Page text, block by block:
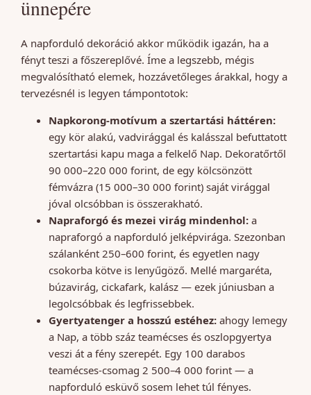
ünnepére
A napforduló dekoráció akkor működik igazán, ha a
fényt teszi a főszereplővé. Íme a legszebb, mégis
megvalósítható elemek, hozzávetőleges árakkal, hogy a
tervezésnél is legyen támpontotok:
Napkorong-motívum a szertartási háttéren:
egy kör alakú, vadvirággal és kalásszal befuttatott
szertartási kapu maga a felkelő Nap. Dekoratőrtől
90 000–220 000 forint, de egy kölcsönzött
fémvázra (15 000–30 000 forint) saját virággal
jóval olcsóbban is összerakható.
Napraforgó és mezei virág mindenhol: a
napraforgó a napforduló jelképvirága. Szezonban
szálanként 250–600 forint, és egyetlen nagy
csokorba kötve is lenyűgöző. Mellé margaréta,
búzavirág, cickafark, kalász — ezek júniusban a
legolcsóbbak és legfrissebbek.
Gyertyatenger a hosszú estéhez: ahogy lemegy
a Nap, a több száz teamécses és oszlopgyertya
veszi át a fény szerepét. Egy 100 darabos
teamécses-csomag 2 500–4 000 forint — a
napforduló esküvő sosem lehet túl fényes.